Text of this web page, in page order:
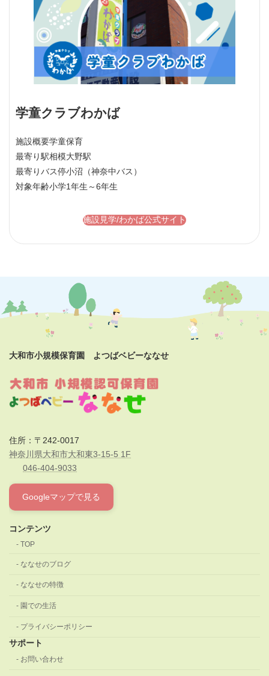
学童クラブわかば
施設概要学童保育
最寄り駅相模大野駅
最寄りバス停小沼（神奈中バス）
対象年齢小学1年生～6年生
施設見学/わかば公式サイト
大和市小規模保育園 よつばベビーななせ
住所：〒242-0017
神奈川県大和市大和東3-15-5 1F
046-404-9033
Googleマップで見る
コンテンツ
TOP
ななせのブログ
ななせの特徴
園での生活
プライバシーポリシー
サポート
お問い合わせ